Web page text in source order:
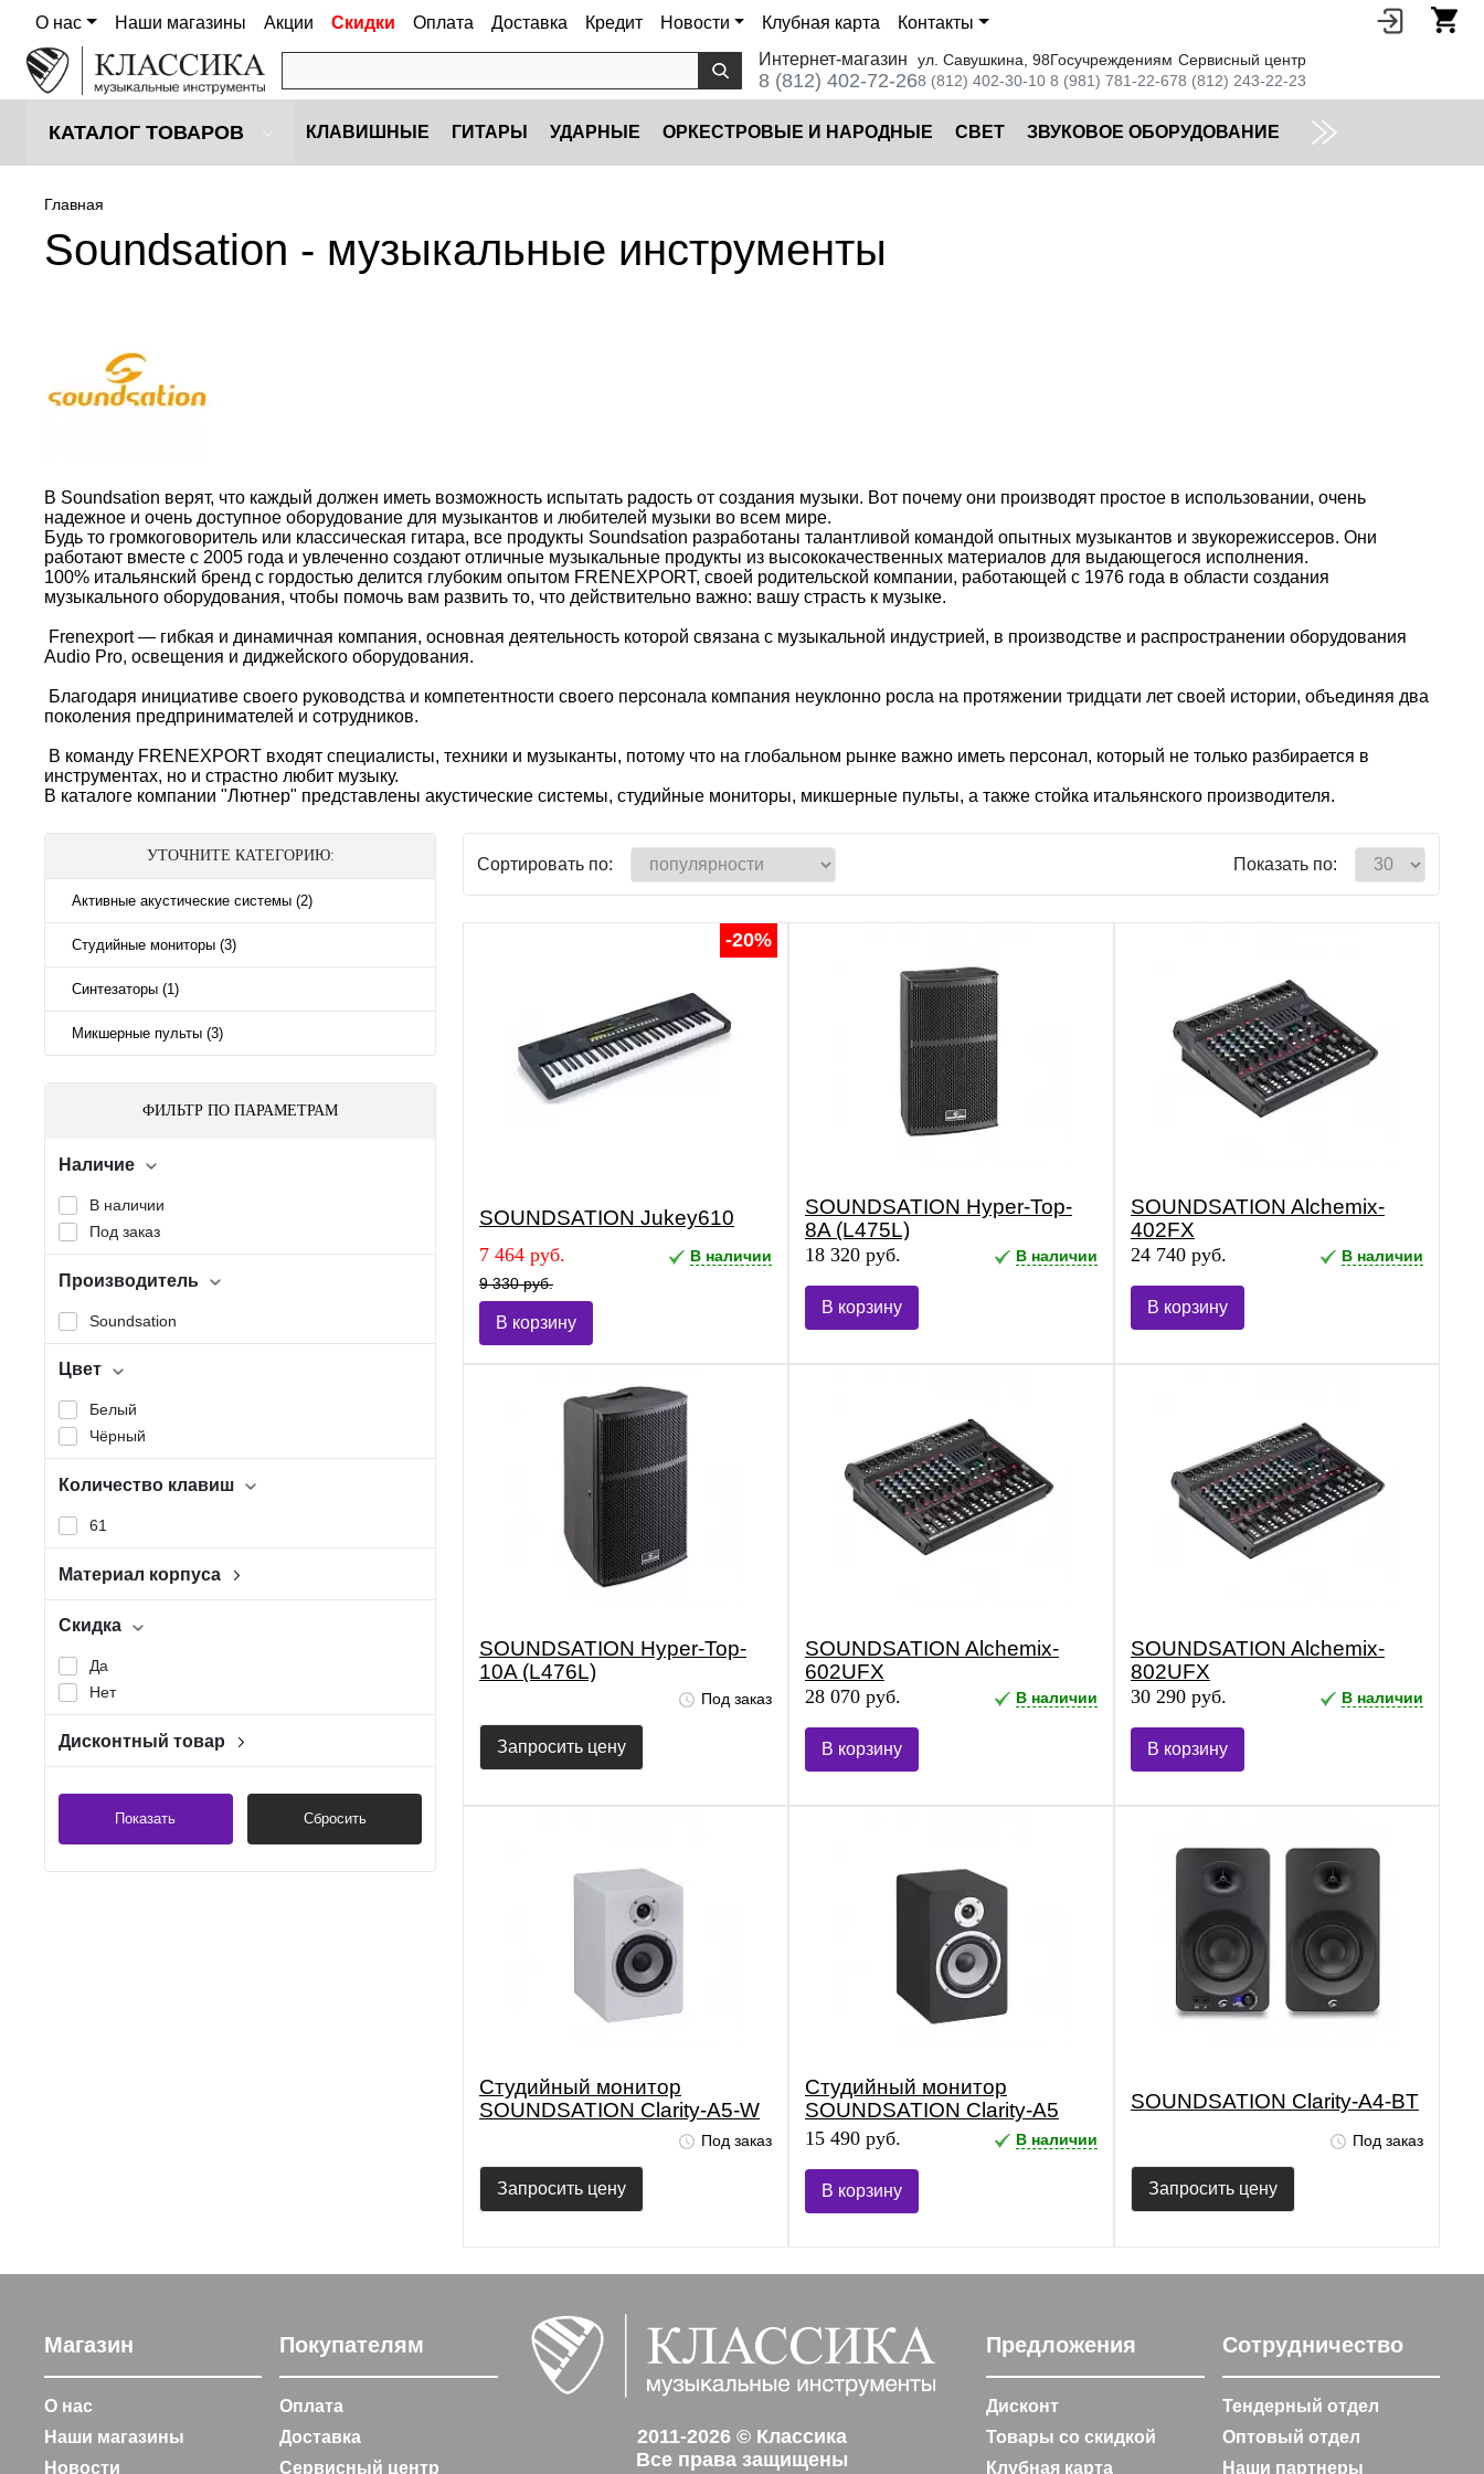
О нас Наши магазины Акции Скидки Оплата Доставка Кредит Новости Клубная карта
Контакты
Интернет-магазин
8 (812) 402-72-26
ул. Савушкина, 98
8 (812) 402-30-10
Госучреждениям
8 (981) 781-22-67
Сервисный центр
8 (812) 243-22-23
КАТАЛОГ ТОВАРОВ КЛАВИШНЫЕ ГИТАРЫ УДАРНЫЕ ОРКЕСТРОВЫЕ И НАРОДНЫЕ CВЕТ ЗВУКОВОЕ ОБОРУДОВАНИЕ
Главная
Soundsation - музыкальные инструменты
В Soundsation верят, что каждый должен иметь возможность испытать радость от создания музыки. Вот почему они производят простое в использовании, очень
надежное и очень доступное оборудование для музыкантов и любителей музыки во всем мире.
Будь то громкоговоритель или классическая гитара, все продукты Soundsation разработаны талантливой командой опытных музыкантов и звукорежиссеров. Они
работают вместе с 2005 года и увлеченно создают отличные музыкальные продукты из высококачественных материалов для выдающегося исполнения.
100% итальянский бренд с гордостью делится глубоким опытом FRENEXPORT, своей родительской компании, работающей с 1976 года в области создания
музыкального оборудования, чтобы помочь вам развить то, что действительно важно: вашу страсть к музыке.
Frenexport — гибкая и динамичная компания, основная деятельность которой связана с музыкальной индустрией, в производстве и распространении оборудования
Audio Pro, освещения и диджейского оборудования.
Благодаря инициативе своего руководства и компетентности своего персонала компания неуклонно росла на протяжении тридцати лет своей истории, объединяя два
поколения предпринимателей и сотрудников.
В команду FRENEXPORT входят специалисты, техники и музыканты, потому что на глобальном рынке важно иметь персонал, который не только разбирается в
инструментах, но и страстно любит музыку.
В каталоге компании "Лютнер" представлены акустические системы, студийные мониторы, микшерные пульты, а также стойка итальянского производителя.
УТОЧНИТЕ КАТЕГОРИЮ:
Активные акустические системы (2)
Студийные мониторы (3)
Синтезаторы (1)
Микшерные пульты (3)
ФИЛЬТР ПО ПАРАМЕТРАМ
Наличие
В наличии
Под заказ
Производитель
Soundsation
Цвет
Белый
Чёрный
Количество клавиш
61
Материал корпуса
Скидка
Да
Нет
Дисконтный товар
Показать Сбросить
Сортировать по: Показать по:
-20%
SOUNDSATION Jukey610
7 464 руб.
9 330 руб.
В наличии
В корзину
SOUNDSATION Hyper-Top-
8A (L475L)
18 320 руб. В наличии
В корзину
SOUNDSATION Alchemix-
402FX
24 740 руб. В наличии
В корзину
SOUNDSATION Hyper-Top-
10A (L476L)
Под заказ
Запросить цену
SOUNDSATION Alchemix-
602UFX
28 070 руб. В наличии
В корзину
SOUNDSATION Alchemix-
802UFX
30 290 руб. В наличии
В корзину
Студийный монитор
SOUNDSATION Clarity-A5-W
Под заказ
Запросить цену
Студийный монитор
SOUNDSATION Clarity-A5
(L866L)
15 490 руб. В наличии
В корзину
SOUNDSATION Clarity-A4-BT
Под заказ
Запросить цену
Магазин
О нас
Наши магазины
Новости
Покупателям
Оплата
Доставка
Сервисный центр
2011-2026 © Классика
Все права защищены
Предложения
Дисконт
Товары со скидкой
Клубная карта
Сотрудничество
Тендерный отдел
Оптовый отдел
Наши партнеры